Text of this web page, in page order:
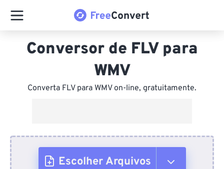
Conversor de FLV para
WMV
Converta FLV para WMV on-line, gratuitamente.
Escolher Arquivos